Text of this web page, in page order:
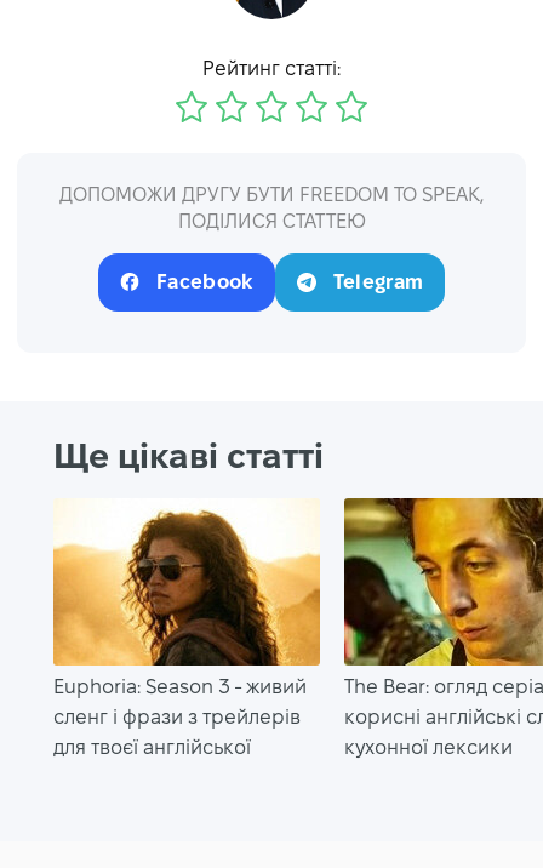
Рейтинг статті:
ДОПОМОЖИ ДРУГУ БУТИ FREEDOM TO SPEAK,
ПОДІЛИСЯ СТАТТЕЮ
Facebook Telegram
Ще цікаві статті
Euphoria: Season 3 - живий
сленг і фрази з трейлерів
для твоєї англійської
The Bear: огляд
корисні англійські
кухонної лексики